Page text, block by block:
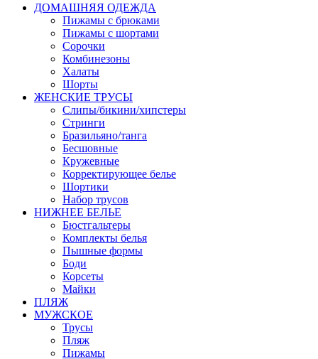
ДОМАШНЯЯ ОДЕЖДА
Пижамы с брюками
Пижамы с шортами
Сорочки
Комбинезоны
Халаты
Шорты
ЖЕНСКИЕ ТРУСЫ
Слипы/бикини/хипстеры
Стринги
Бразильяно/танга
Бесшовные
Кружевные
Корректирующее белье
Шортики
Набор трусов
НИЖНЕЕ БЕЛЬЕ
Бюстгальтеры
Комплекты белья
Пышные формы
Боди
Корсеты
Майки
ПЛЯЖ
МУЖСКОЕ
Трусы
Пляж
Пижамы